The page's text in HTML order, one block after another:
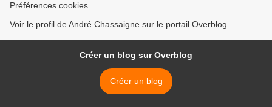
Préférences cookies
Voir le profil de André Chassaigne sur le portail Overblog
Créer un blog sur Overblog
Créer un blog